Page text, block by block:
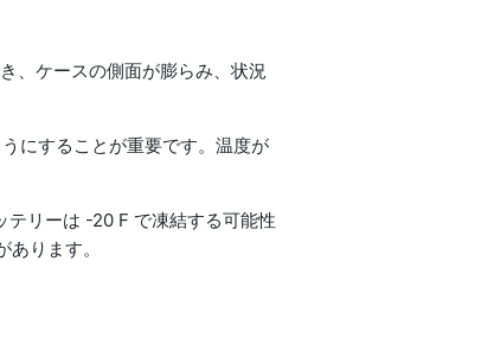
、ケースの側面が膨らみ、状況
にすることが重要です。温度が
テリーは -20 F で凍結する可能性
ります。